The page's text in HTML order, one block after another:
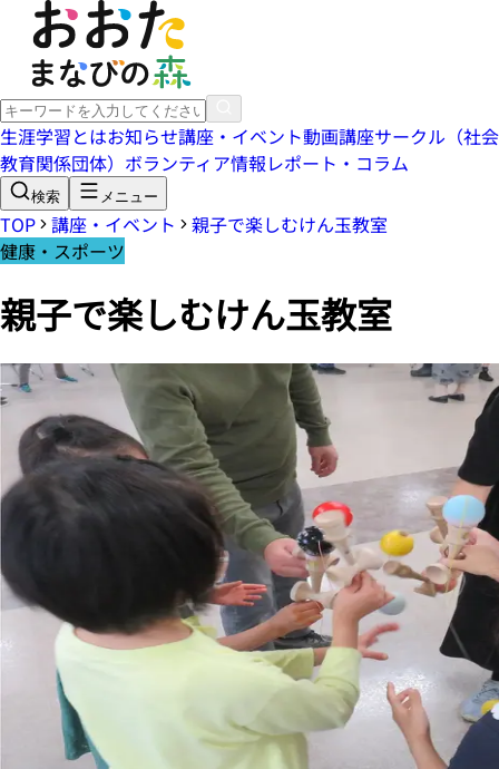
生涯学習とはお知らせ講座・イベント動画講座サークル（社会
教育関係団体） ボランティア情報レポート・コラム
検索 メニュー
TOP 講座・イベント
親子で楽しむけん玉教室
健康・スポーツ
親子で楽しむけん玉教室